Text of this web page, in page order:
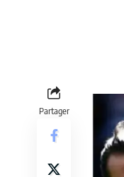
Partager